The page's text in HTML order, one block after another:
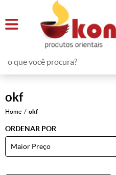
okf
Home okf
ORDENAR POR
Maior Preço